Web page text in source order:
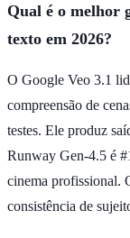
Qual é o melhor
texto em 2026?
O Google Veo 3.1
compreensão de
testes. Ele produz
Runway Gen-4.5 é
cinema profissional.
consistência de